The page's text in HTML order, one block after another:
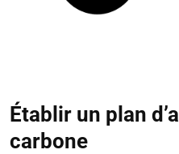
Établir un plan
carbone